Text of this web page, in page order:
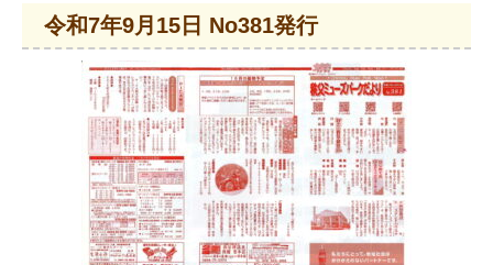
7
令和7年9月15日 No381発行